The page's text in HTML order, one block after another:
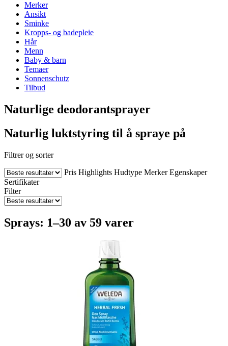
Merker
Ansikt
Sminke
Kropps- og badepleie
Hår
Menn
Baby & barn
Temaer
Sonnenschutz
Tilbud
Naturlige deodorantsprayer
Naturlig luktstyring til å spraye på
Filtrer og sorter
Pris Highlights Hudtype Merker Egenskaper
Sertifikater
Filter
Sprays: 1–30 av 59 varer